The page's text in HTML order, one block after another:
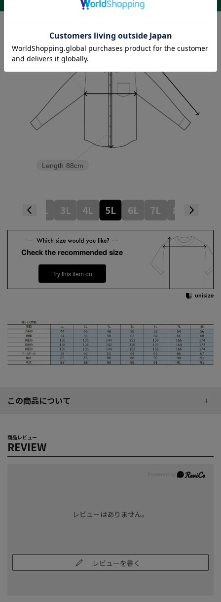
Sleeve length
Neck size 50cm
Length 88cm
Width 76cm
LL 3L 4L 5L 6L 7L 8L
Check the recommended size
Try this item on
この商品について
商品レビュー
REVIEW
レビューはありません。
レビューを書く